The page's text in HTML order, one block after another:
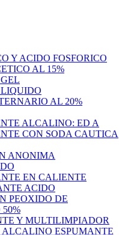
Y ACIDO FOSFORICO
AL 15%
AL 20%
ALCALINO: ED A
CON SODA CAUTICA
ANONIMA
EN CALIENTE
ACIDO
PEOXIDO DE
Y MULTILIMPIADOR
ALCALINO ESPUMANTE